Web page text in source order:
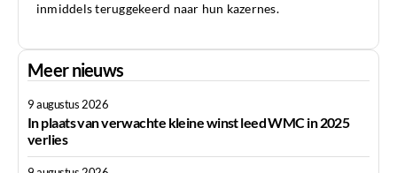
inmiddels teruggekeerd naar hun kazernes.
Meer nieuws
9 augustus 2026
In plaats van verwachte kleine winst leed WMC in 2025
verlies